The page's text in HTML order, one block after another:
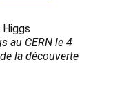
au CERN le 4
la découverte